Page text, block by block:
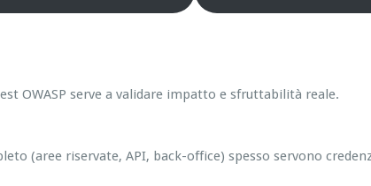
OWASP serve a validare impatto e sfruttabilità reale.
(aree riservate, API, back-office) spesso servono